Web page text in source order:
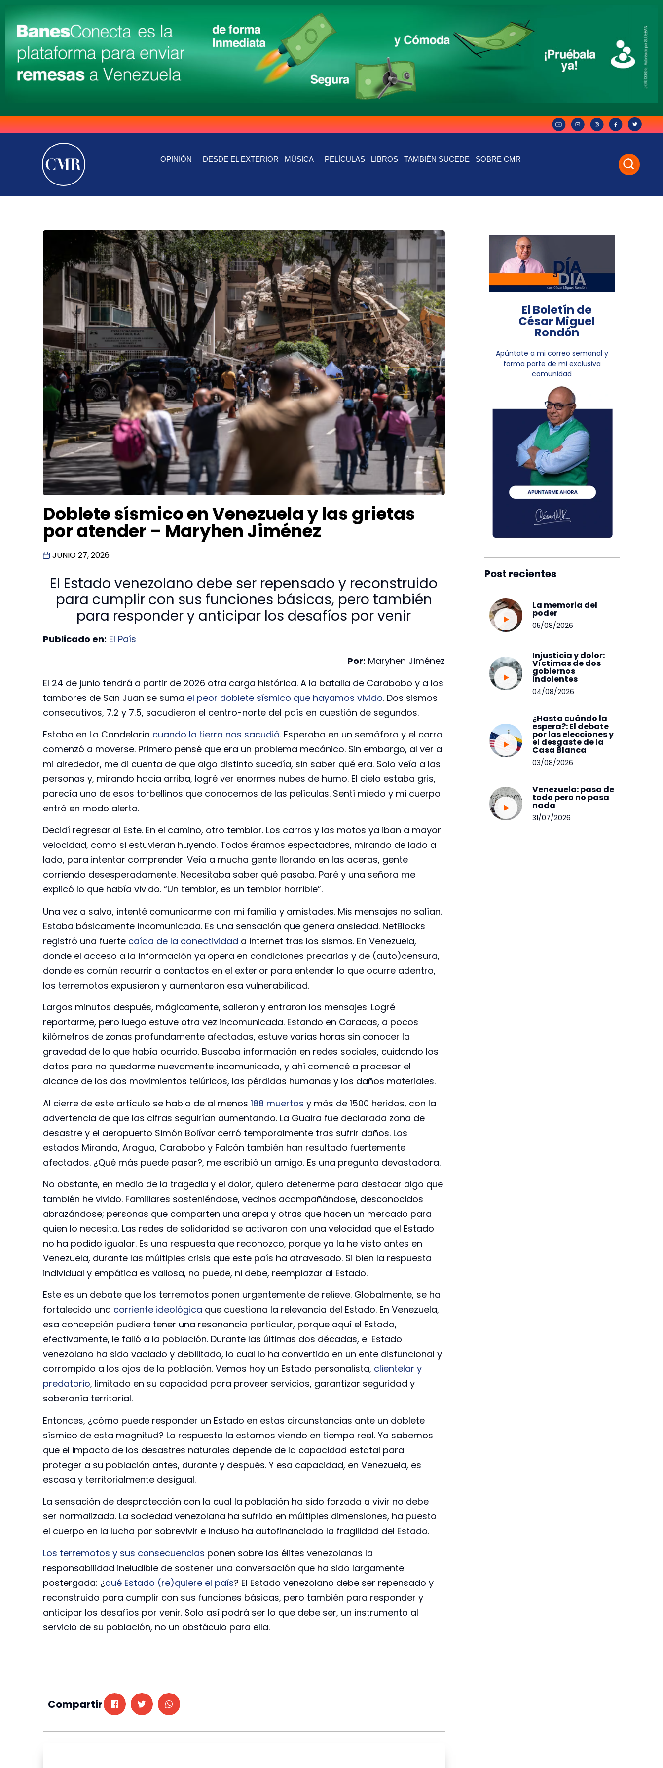
OPINIÓN DESDE EL EXTERIOR MÚSICA PELÍCULAS LIBROS TAMBIÉN SUCEDE SOBRE CMR
Doblete sísmico en Venezuela y las grietas
por atender – Maryhen Jiménez
JUNIO 27, 2026
El Estado venezolano debe ser repensado y reconstruido
para cumplir con sus funciones básicas, pero también
para responder y anticipar los desafíos por venir
Publicado en: El País
Por: Maryhen Jiménez
El 24 de junio tendrá a partir de 2026 otra carga histórica. A la batalla de Carabobo y a los
tambores de San Juan se suma el peor doblete sísmico que hayamos vivido. Dos sismos
consecutivos, 7.2 y 7.5, sacudieron el centro-norte del país en cuestión de segundos.
Estaba en La Candelaria cuando la tierra nos sacudió. Esperaba en un semáforo y el carro
comenzó a moverse. Primero pensé que era un problema mecánico. Sin embargo, al ver a
mi alrededor, me di cuenta de que algo distinto sucedía, sin saber qué era. Solo veía a las
personas y, mirando hacia arriba, logré ver enormes nubes de humo. El cielo estaba gris,
parecía uno de esos torbellinos que conocemos de las películas. Sentí miedo y mi cuerpo
entró en modo alerta.
Decidí regresar al Este. En el camino, otro temblor. Los carros y las motos ya iban a mayor
velocidad, como si estuvieran huyendo. Todos éramos espectadores, mirando de lado a
lado, para intentar comprender. Veía a mucha gente llorando en las aceras, gente
corriendo desesperadamente. Necesitaba saber qué pasaba. Paré y una señora me
explicó lo que había vivido. “Un temblor, es un temblor horrible”.
Una vez a salvo, intenté comunicarme con mi familia y amistades. Mis mensajes no salían.
Estaba básicamente incomunicada. Es una sensación que genera ansiedad. NetBlocks
registró una fuerte caída de la conectividad a internet tras los sismos. En Venezuela,
donde el acceso a la información ya opera en condiciones precarias y de (auto)censura,
donde es común recurrir a contactos en el exterior para entender lo que ocurre adentro,
los terremotos expusieron y aumentaron esa vulnerabilidad.
Largos minutos después, mágicamente, salieron y entraron los mensajes. Logré
reportarme, pero luego estuve otra vez incomunicada. Estando en Caracas, a pocos
kilómetros de zonas profundamente afectadas, estuve varias horas sin conocer la
gravedad de lo que había ocurrido. Buscaba información en redes sociales, cuidando los
datos para no quedarme nuevamente incomunicada, y ahí comencé a procesar el
alcance de los dos movimientos telúricos, las pérdidas humanas y los daños materiales.
Al cierre de este artículo se habla de al menos 188 muertos y más de 1500 heridos, con la
advertencia de que las cifras seguirían aumentando. La Guaira fue declarada zona de
desastre y el aeropuerto Simón Bolívar cerró temporalmente tras sufrir daños. Los
estados Miranda, Aragua, Carabobo y Falcón también han resultado fuertemente
afectados. ¿Qué más puede pasar?, me escribió un amigo. Es una pregunta devastadora.
No obstante, en medio de la tragedia y el dolor, quiero detenerme para destacar algo que
también he vivido. Familiares sosteniéndose, vecinos acompañándose, desconocidos
abrazándose; personas que comparten una arepa y otras que hacen un mercado para
quien lo necesita. Las redes de solidaridad se activaron con una velocidad que el Estado
no ha podido igualar. Es una respuesta que reconozco, porque ya la he visto antes en
Venezuela, durante las múltiples crisis que este país ha atravesado. Si bien la respuesta
individual y empática es valiosa, no puede, ni debe, reemplazar al Estado.
Este es un debate que los terremotos ponen urgentemente de relieve. Globalmente, se ha
fortalecido una corriente ideológica que cuestiona la relevancia del Estado. En Venezuela,
esa concepción pudiera tener una resonancia particular, porque aquí el Estado,
efectivamente, le falló a la población. Durante las últimas dos décadas, el Estado
venezolano ha sido vaciado y debilitado, lo cual lo ha convertido en un ente disfuncional y
corrompido a los ojos de la población. Vemos hoy un Estado personalista, clientelar y
predatorio, limitado en su capacidad para proveer servicios, garantizar seguridad y
soberanía territorial.
Entonces, ¿cómo puede responder un Estado en estas circunstancias ante un doblete
sísmico de esta magnitud? La respuesta la estamos viendo en tiempo real. Ya sabemos
que el impacto de los desastres naturales depende de la capacidad estatal para
proteger a su población antes, durante y después. Y esa capacidad, en Venezuela, es
escasa y territorialmente desigual.
La sensación de desprotección con la cual la población ha sido forzada a vivir no debe
ser normalizada. La sociedad venezolana ha sufrido en múltiples dimensiones, ha puesto
el cuerpo en la lucha por sobrevivir e incluso ha autofinanciado la fragilidad del Estado.
Los terremotos y sus consecuencias ponen sobre las élites venezolanas la
responsabilidad ineludible de sostener una conversación que ha sido largamente
postergada: ¿qué Estado (re)quiere el país? El Estado venezolano debe ser repensado y
reconstruido para cumplir con sus funciones básicas, pero también para responder y
anticipar los desafíos por venir. Solo así podrá ser lo que debe ser, un instrumento al
servicio de su población, no un obstáculo para ella.
Compartir
El Boletín de
César Miguel
Rondón
Apúntate a mi correo semanal y
forma parte de mi exclusiva
comunidad
Post recientes
La memoria del
poder
05/08/2026
Injusticia y dolor:
Víctimas de dos
gobiernos
indolentes
04/08/2026
¿Hasta cuándo la
espera?: El debate
por las elecciones y
el desgaste de la
Casa Blanca
03/08/2026
Venezuela: pasa de
todo pero no pasa
nada
31/07/2026